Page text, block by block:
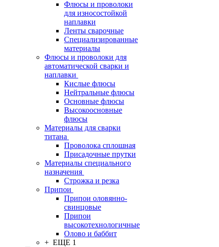
Флюсы и проволоки
для износостойкой
наплавки
Ленты сварочные
Специализированные
материалы
Флюсы и проволоки для
автоматической сварки и
наплавки
Кислые флюсы
Нейтральные флюсы
Основные флюсы
Высокоосновные
флюсы
Материалы для сварки
титана
Проволока сплошная
Присадочные прутки
Материалы специального
назначения
Строжка и резка
Припои
Припои оловянно-
свинцовые
Припои
высокотехнологичные
Олово и баббит
+ ЕЩЕ 1